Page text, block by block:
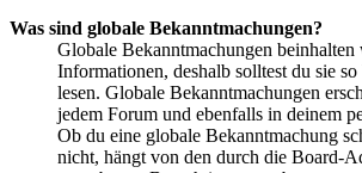
Was sind globale Bekanntmachungen?
Globale Bekanntmachungen beinhalten
Informationen, deshalb solltest du sie
lesen. Globale Bekanntmachungen
jedem Forum und ebenfalls in deinem
Ob du eine globale Bekanntmachung
nicht, hängt von den durch die Board-